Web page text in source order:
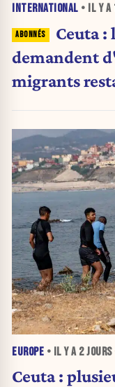
INTERNATIONAL • IL Y A
Ceuta :
demandent
migrants
EUROPE • IL Y A 2 JOURS
Ceuta :